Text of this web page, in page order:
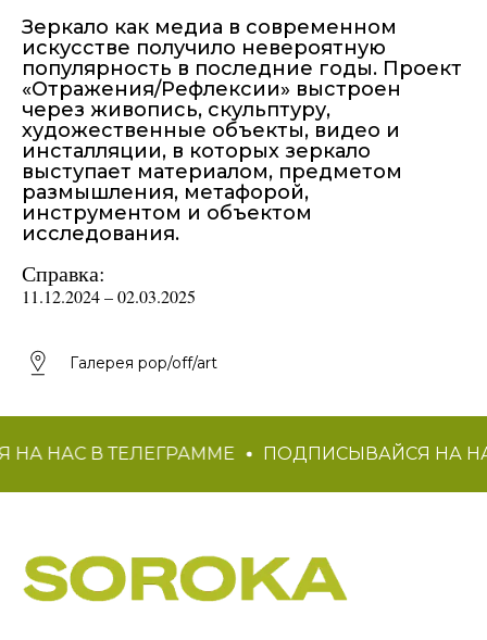
Зеркало как медиа в современном
искусстве получило невероятную
популярность в последние годы. Проект
«Отражения/Рефлексии» выстроен
через живопись, скульптуру,
художественные объекты, видео и
инсталляции, в которых зеркало
выступает материалом, предметом
размышления, метафорой,
инструментом и объектом
исследования.
Справка:
11.12.2024 – 02.03.2025
Галерея pop/off/art
НАС В ТЕЛЕГРАММЕ ПОДПИСЫВАЙСЯ НА